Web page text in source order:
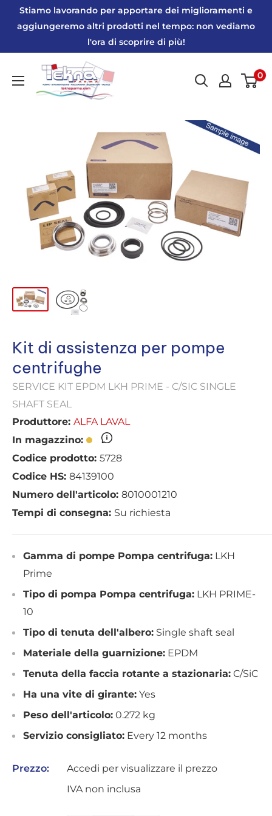
Stiamo lavorando per apportare dei miglioramenti e
aggiungeremo altri prodotti nel tempo: non vediamo
l'ora di scoprire di più!
Tekna
Parma
0
Kit di assistenza per pompe
centrifughe
SERVICE KIT EPDM LKH PRIME - C/SIC SINGLE
SHAFT SEAL
Produttore: ALFA LAVAL
In magazzino:
Codice prodotto: 5728
Codice HS: 84139100
Numero dell'articolo: 8010001210
Tempi di consegna: Su richiesta
Gamma di pompe Pompa centrifuga: LKH
Prime
Tipo di pompa Pompa centrifuga: LKH PRIME-
10
Tipo di tenuta dell'albero: Single shaft seal
Materiale della guarnizione: EPDM
Tenuta della faccia rotante a stazionaria: C/SiC
Ha una vite di girante: Yes
Peso dell'articolo: 0.272 kg
Servizio consigliato: Every 12 months
Prezzo:
Accedi per visualizzare il prezzo
IVA non inclusa